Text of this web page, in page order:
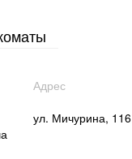
Адрес
ул. Мичурина, 116